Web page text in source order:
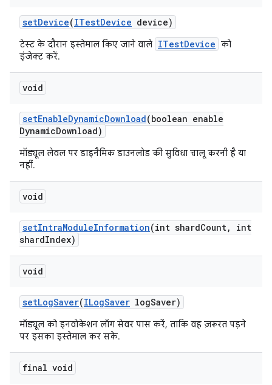
setDevice(ITestDevice device)
टेस्ट के दौरान इस्तेमाल किए जाने वाले ITestDevice को
इंजेक्ट करें.
void
setEnableDynamicDownload(boolean enable
DynamicDownload)
मॉड्यूल लेवल पर डाइनैमिक डाउनलोड की सुविधा चालू करनी है या
नहीं.
void
setIntraModuleInformation(int shardCount,
int
shardIndex)
void
setLogSaver(ILogSaver logSaver)
मॉड्यूल को इनवोकेशन लॉग सेवर पास करें, ताकि वह ज़रूरत पड़ने
पर इसका इस्तेमाल कर सके.
final void